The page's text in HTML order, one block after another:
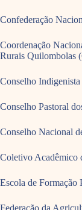
Confederação
Coordenação
Rurais Quilombolas
Conselho
Conselho Pastoral
Conselho Nacional
Coletivo Acadêmico
Escola de Formação
Federação da